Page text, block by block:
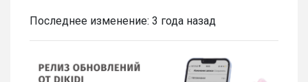
Последнее изменение: 3 года назад